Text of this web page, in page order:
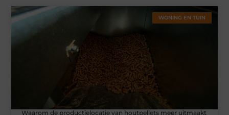
WONING EN TUIN
Waarom de productielocatie van houtpellets meer uitmaakt